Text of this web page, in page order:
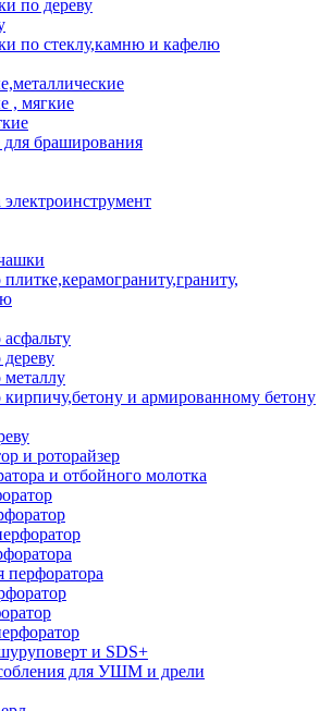
по дереву
по стеклу,камню и кафелю
, мягкие
браширования
и армированному бетону
и роторайзер
и отбойного молотка
и SDS+
для УШМ и дрели